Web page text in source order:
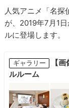
人気アニメ「名探
が、2019年7月1
ルに登場します。
ギャラリー
【
ルルーム